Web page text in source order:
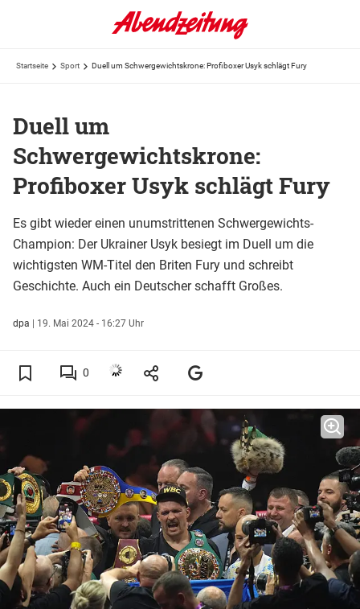
Startseite Sport Duell um Schwergewichtskrone: Profiboxer Usyk schlägt Fury
Duell um
Schwergewichtskrone:
Profiboxer Usyk schlägt Fury
Es gibt wieder einen unumstrittenen Schwergewichts-
Champion: Der Ukrainer Usyk besiegt im Duell um die
wichtigsten WM-Titel den Briten Fury und schreibt
Geschichte. Auch ein Deutscher schafft Großes.
dpa | 19. Mai 2024 - 16:27 Uhr
0